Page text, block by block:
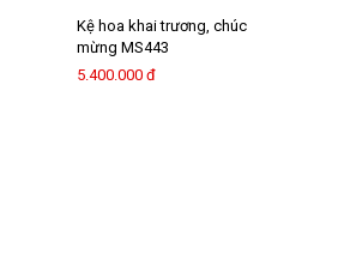
Kệ hoa khai trương, chúc
mừng MS443
5.400.000 đ